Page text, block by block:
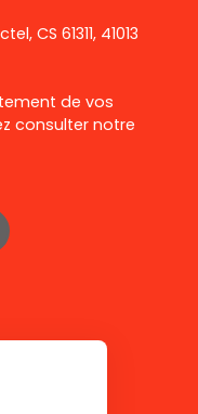
CS 61311, 41013
de vos
consulter notre